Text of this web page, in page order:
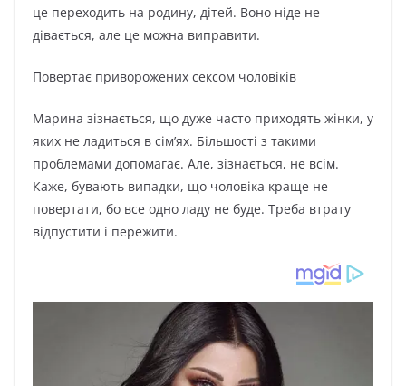
це переходить на родину, дітей. Воно ніде не
дівається, але це можна виправити.
Повертає приворожених сексом чоловіків
Марина зізнається, що дуже часто приходять жінки, у
яких не ладиться в сім’ях. Більшості з такими
проблемами допомагає. Але, зізнається, не всім.
Каже, бувають випадки, що чоловіка краще не
повертати, бо все одно ладу не буде. Треба втрату
відпустити і пережити.